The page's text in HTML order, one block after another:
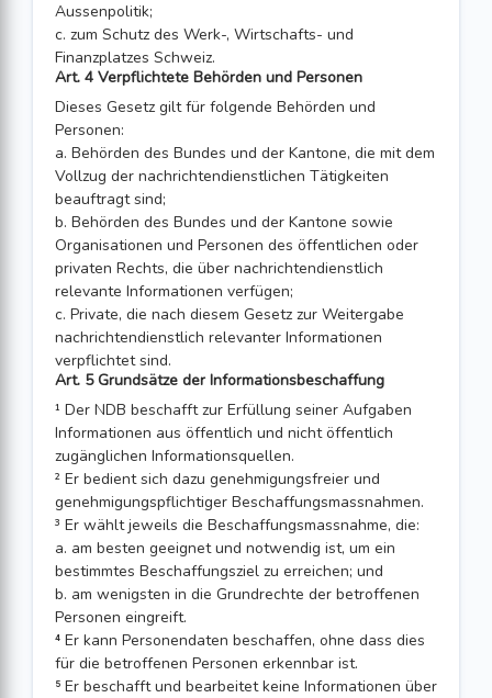
Aussenpolitik;
c. zum Schutz des Werk-, Wirtschafts- und
Finanzplatzes Schweiz.
Art. 4 Verpflichtete Behörden und Personen
Dieses Gesetz gilt für folgende Behörden und
Personen:
a. Behörden des Bundes und der Kantone, die mit dem
Vollzug der nachrichtendienstlichen Tätigkeiten
beauftragt sind;
b. Behörden des Bundes und der Kantone sowie
Organisationen und Personen des öffentlichen oder
privaten Rechts, die über nachrichtendienstlich
relevante Informationen verfügen;
c. Private, die nach diesem Gesetz zur Weitergabe
nachrichtendienstlich relevanter Informationen
verpflichtet sind.
Art. 5 Grundsätze der Informationsbeschaffung
¹ Der NDB beschafft zur Erfüllung seiner Aufgaben
Informationen aus öffentlich und nicht öffentlich
zugänglichen Informationsquellen.
² Er bedient sich dazu genehmigungsfreier und
genehmigungspflichtiger Beschaffungsmassnahmen.
³ Er wählt jeweils die Beschaffungsmassnahme, die:
a. am besten geeignet und notwendig ist, um ein
bestimmtes Beschaffungsziel zu erreichen; und
b. am wenigsten in die Grundrechte der betroffenen
Personen eingreift.
⁴ Er kann Personendaten beschaffen, ohne dass dies
für die betroffenen Personen erkennbar ist.
⁵ Er beschafft und bearbeitet keine Informationen über